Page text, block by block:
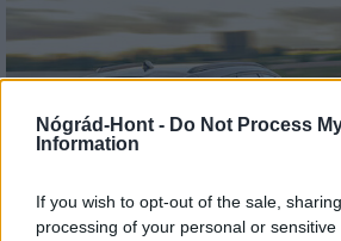
Nógrád-Hont - Do Not Process
Information
If you wish to opt-out of the sale,
processing of your personal or